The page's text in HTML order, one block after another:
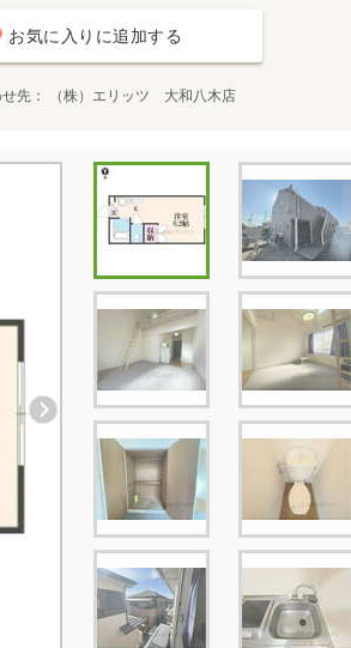
お気に入りに追加する
先 （株）エリッツ 大和八木店